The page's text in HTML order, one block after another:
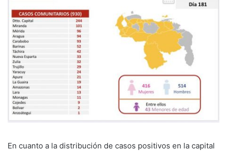
En cuanto a la distribución de casos positivos en la capital